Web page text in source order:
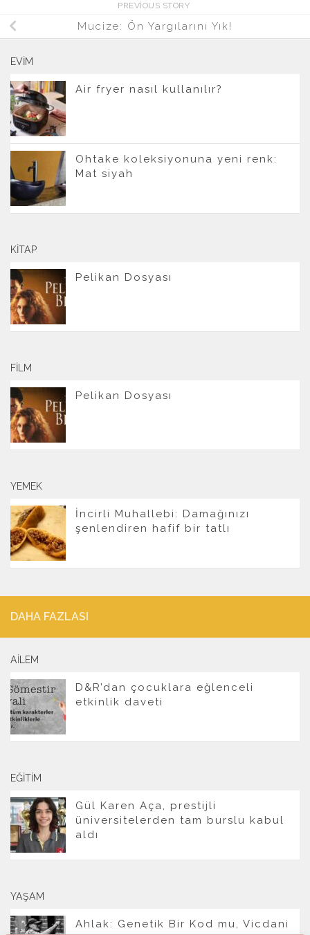
PREVIOUS STORY
Mucize: Ön Yargılarını Yık!
EVIM
Air fryer nasıl kullanılır?
Ohtake koleksiyonuna yeni renk:
Mat siyah
KITAP
Pelikan Dosyası
FILM
Pelikan Dosyası
YEMEK
İncirli Muhallebi: Damağınızı
şenlendiren hafif bir tatlı
DAHA FAZLASI
AILEM
D&R’dan çocuklara eğlenceli
etkinlik daveti
EĞITIM
Gül Karen Aça, prestijli
üniversitelerden tam burslu kabul
aldı
YAŞAM
Ahlak: Genetik Bir Kod mu, Vicdani